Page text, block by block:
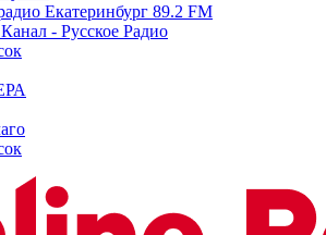
Екатеринбург 89.2 FM
- Русское Радио